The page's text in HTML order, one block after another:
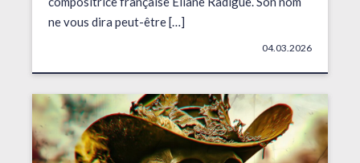
ne vous dira peut-être […]
04.03.2026